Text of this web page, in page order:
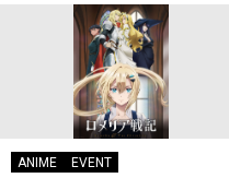
ANIME EVENT